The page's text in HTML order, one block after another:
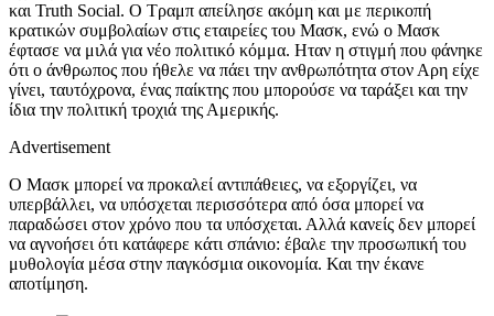
και Truth Social. Ο Τραμπ απείλησε ακόμη και με περικοπή
κρατικών συμβολαίων στις εταιρείες του Μασκ, ενώ ο Μασκ
έφτασε να μιλά για νέο πολιτικό κόμμα. Ηταν η στιγμή που φάνηκε
ότι ο άνθρωπος που ήθελε να πάει την ανθρωπότητα στον Αρη είχε
γίνει, ταυτόχρονα, ένας παίκτης που μπορούσε να ταράξει και την
ίδια την πολιτική τροχιά της Αμερικής.
Advertisement
Ο Μασκ μπορεί να προκαλεί αντιπάθειες, να εξοργίζει, να
υπερβάλλει, να υπόσχεται περισσότερα από όσα μπορεί να
παραδώσει στον χρόνο που τα υπόσχεται. Αλλά κανείς δεν μπορεί
να αγνοήσει ότι κατάφερε κάτι σπάνιο: έβαλε την προσωπική του
μυθολογία μέσα στην παγκόσμια οικονομία. Και την έκανε
αποτίμηση.